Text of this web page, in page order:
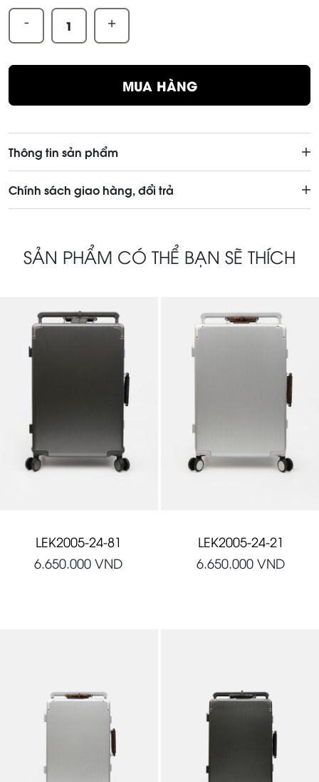
- +
MUA HÀNG
Thông tin sản phẩm
Chính sách giao hàng, đổi trả
SẢN PHẨM CÓ THỂ BẠN SẼ THÍCH
LEK2005-24-81
6.650.000 VND
LEK2005-24-21
6.650.000 VND